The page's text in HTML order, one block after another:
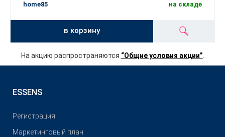
home85 на складе
в корзину
На акцию распространяются “Общие условия акции”
ESSENS
Pегистрация
Маркетинговый план